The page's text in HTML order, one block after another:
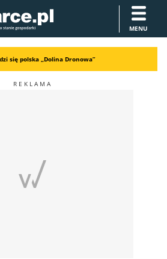
MENU
się polska „Dolina Dronowa”